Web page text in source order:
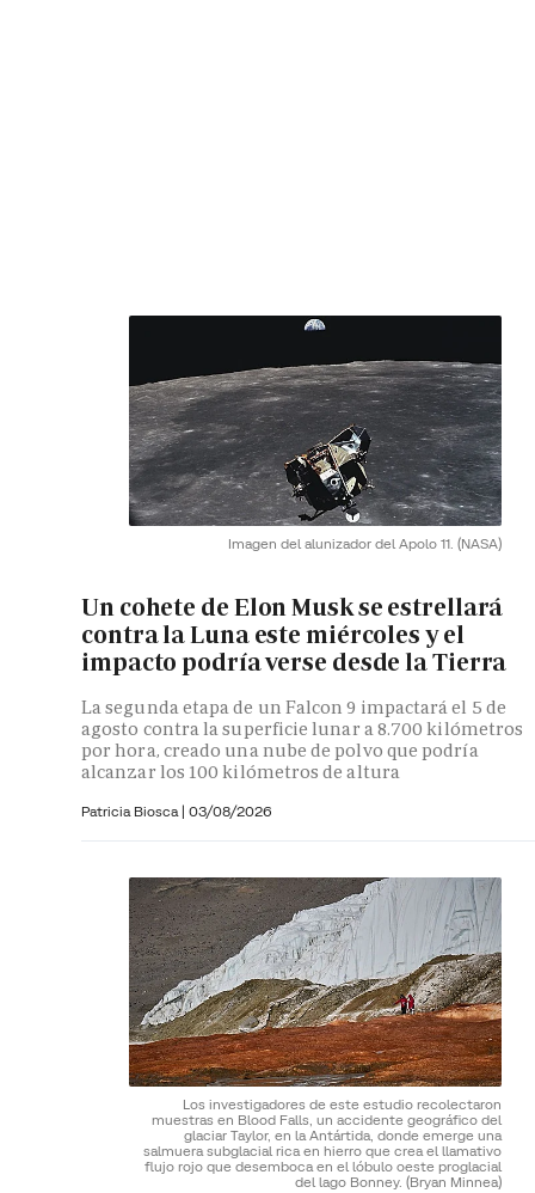
Imagen del alunizador del Apolo 11. (NASA)
Un cohete de Elon Musk se estrellará
contra la Luna este miércoles y el
impacto podría verse desde la Tierra
La segunda etapa de un Falcon 9 impactará el 5 de
agosto contra la superficie lunar a 8.700 kilómetros
por hora, creado una nube de polvo que podría
alcanzar los 100 kilómetros de altura
Patricia Biosca | 03/08/2026
Los investigadores de este estudio recolectaron
muestras en Blood Falls, un accidente geográfico del
glaciar Taylor, en la Antártida, donde emerge una
salmuera subglacial rica en hierro que crea el llamativo
flujo rojo que desemboca en el lóbulo oeste proglacial
del lago Bonney. (Bryan Minnea)